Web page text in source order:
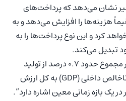
نشان می‌دهد که پرداخت‌های
هزینه‌ها را افزایش می‌دهد و به
کرد و این نوع پرداخت‌ها را به
تبدیل می‌کند.
مخارج کشور ایالات متحده در مجموع حدود 0.7 درصد از تولید
ناخالص داخلی است. “تولید ناخالص داخلی (GDP) به کل ارزش
یک بازه زمانی معین اشاره دارد”.